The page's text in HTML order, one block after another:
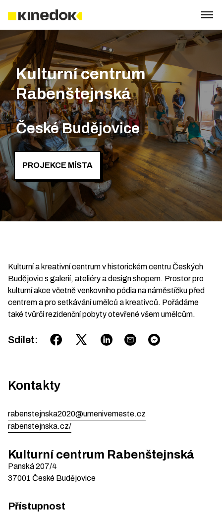
Kulturní centrum
Rabenštejnská
České Budějovice
PROJEKCE MÍSTA
Kulturní a kreativní centrum v historickém centru Českých
Budějovic s galerií, ateliéry a design shopem. Prostor pro
kulturní akce včetně venkovního pódia na náměstíčku před
centrem a pro setkávání umělců a kreativců. Pořádáme
také tvůrčí rezidenční pobyty otevřené všem umělcům.
Sdílet:
Kontakty
rabenstejnska2020@umenivemeste.cz
rabenstejnska.cz/
Kulturní centrum Rabenštejnská
Panská207/4
37001 České Budějovice
Přístupnost